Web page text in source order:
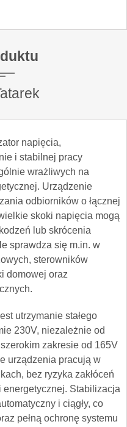
napięcia,
i stabilnej pracy
wrażliwych na
Urządzenie
odbiorników o łącznej
skoki napięcia mogą
lub skrócenia
sprawdza się m.in. w
sterowników
domowej oraz
utrzymanie stałego
230V, niezależnie od
zakresie od 165V
urządzenia pracują w
bez ryzyka zakłóceń
Stabilizacja
i ciągły, co
pełną ochronę systemu